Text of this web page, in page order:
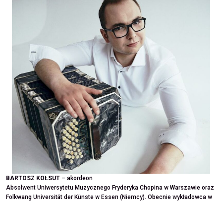
BARTOSZ KOŁSUT – akordeon
Absolwent Uniwersytetu Muzycznego Fryderyka Chopina w Warszawie oraz
Folkwang Universität der Künste w Essen (Niemcy). Obecnie wykładowca w